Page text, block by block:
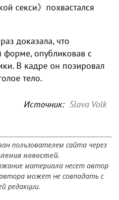
доказала, что
форме, опубликовав с
В кадре он позировал
тело.
Источник: Slava Volk
пользователем сайта через
новостей.
материала несет автор
автора может не совпадать с
редакции.